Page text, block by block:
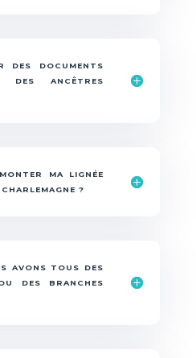
DES DOCUMENTS
DES ANCÊTRES
MA LIGNÉE
?
AVONS TOUS DES
DES BRANCHES